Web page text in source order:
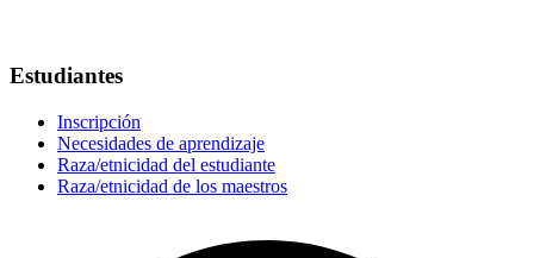
Estudiantes
Inscripción
Necesidades de aprendizaje
Raza/etnicidad del estudiante
Raza/etnicidad de los maestros